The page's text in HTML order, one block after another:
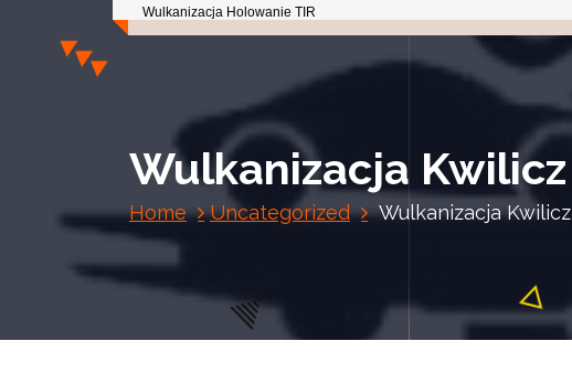
Wulkanizacja Holowanie TIR
Wulkanizacja Kwilicz
Home Uncategorized Wulkanizacja Kwilicz